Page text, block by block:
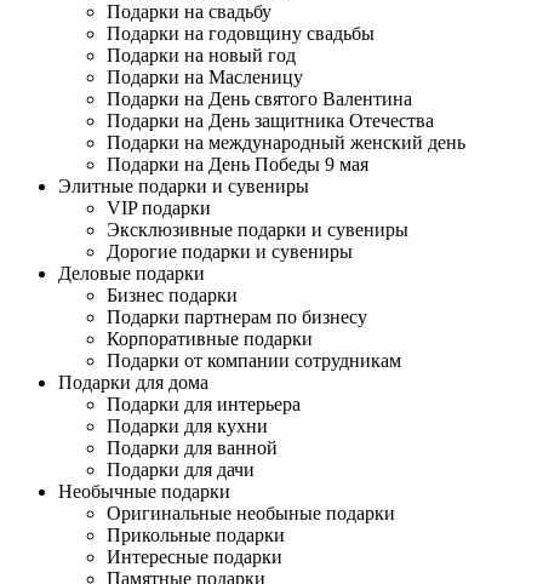
Подарки на свадьбу
Подарки на годовщину свадьбы
Подарки на новый год
Подарки на Масленицу
Подарки на День святого Валентина
Подарки на День защитника Отечества
Подарки на международный женский день
Подарки на День Победы 9 мая
Элитные подарки и сувениры
VIP подарки
Эксклюзивные подарки и сувениры
Дорогие подарки и сувениры
Деловые подарки
Бизнес подарки
Подарки партнерам по бизнесу
Корпоративные подарки
Подарки от компании сотрудникам
Подарки для дома
Подарки для интерьера
Подарки для кухни
Подарки для ванной
Подарки для дачи
Необычные подарки
Оригинальные необыные подарки
Прикольные подарки
Интересные подарки
Памятные подарки